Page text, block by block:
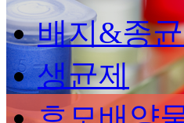
배지&종
생균제